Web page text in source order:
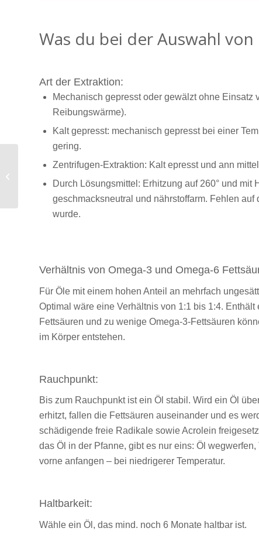
Was du bei der Auswahl
Art der Extraktion:
Mechanisch gepresst oder gewälzt ohne
Reibungswärme).
Kalt gepresst: mechanisch gepresst bei einer
gering.
Zentrifugen-Extraktion: Kalt epresst und ann
Durch Lösungsmittel: Erhitzung auf 260° und
geschmacksneutral und nährstoffarm. Fehlen
wurde.
Verhältnis von Omega-3 und Omega-6
Für Öle mit einem hohen Anteil an mehrfach
Optimal wäre eine Verhältnis von 1:1 bis 1:4. Enthält
Fettsäuren und zu wenige Omega-3-Fettsäuren
im Körper entstehen.
Rauchpunkt:
Bis zum Rauchpunkt ist ein Öl stabil. Wird ein Öl
erhitzt, fallen die Fettsäuren auseinander und es
schädigende freie Radikale sowie Acrolein
das Öl in der Pfanne, gibt es nur eins: Öl
vorne anfangen – bei niedrigerer Temperatur.
Haltbarkeit:
Wähle ein Öl, das mind. noch 6 Monate haltbar ist.